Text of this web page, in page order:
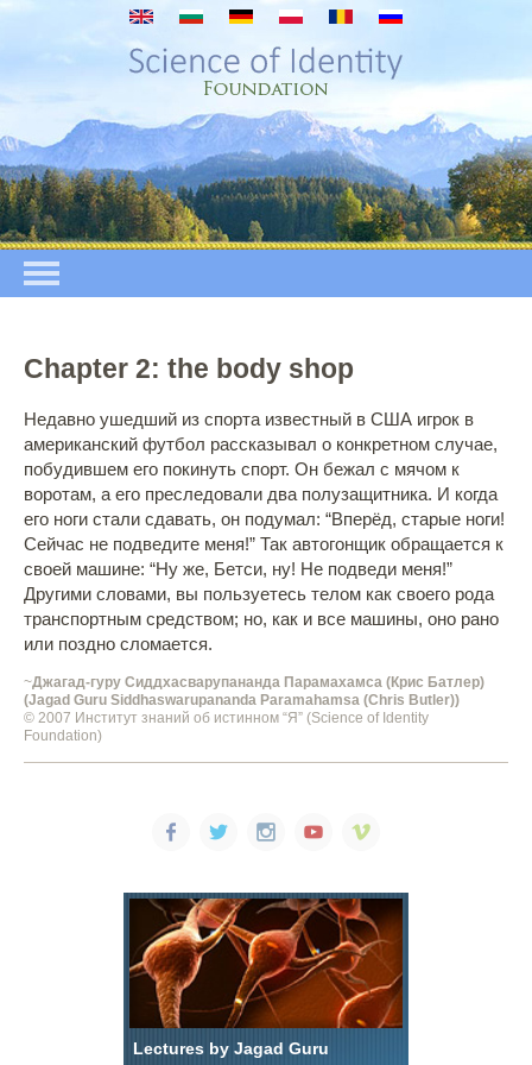
Перейти к основному содержанию
Chapter 2: the body shop
Недавно ушедший из спорта известный в США игрок в
американский футбол рассказывал о конкретном случае,
побудившем его покинуть спорт. Он бежал с мячом к
воротам, а его преследовали два полузащитника. И когда
его ноги стали сдавать, он подумал: “Вперёд, старые ноги!
Сейчас не подведите меня!” Так автогонщик обращается к
своей машине: “Ну же, Бетси, ну! Не подведи меня!”
Другими словами, вы пользуетесь телом как своего рода
транспортным средством; но, как и все машины, оно рано
или поздно сломается.
~Джагад-гуру Сиддхасварупананда Парамахамса (Крис Батлер)
(Jagad Guru Siddhaswarupananda Paramahamsa (Chris Butler))
© 2007 Институт знаний об истинном “Я” (Science of Identity
Foundation)
Lectures by Jagad Guru